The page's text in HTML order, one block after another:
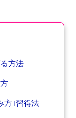
方法
方｣習得法